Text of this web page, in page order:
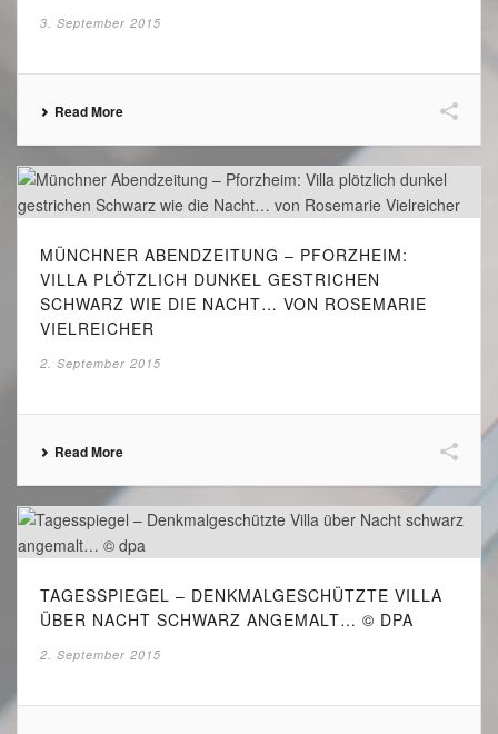
3. September 2015
Read More
MÜNCHNER ABENDZEITUNG – PFORZHEIM:
VILLA PLÖTZLICH DUNKEL GESTRICHEN
SCHWARZ WIE DIE NACHT… VON ROSEMARIE
VIELREICHER
2. September 2015
Read More
TAGESSPIEGEL – DENKMALGESCHÜTZTE VILLA
ÜBER NACHT SCHWARZ ANGEMALT… © DPA
2. September 2015